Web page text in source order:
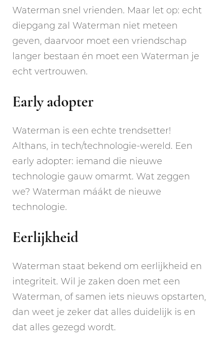
Waterman snel vrienden. Maar let op: echt
diepgang zal Waterman niet meteen
geven, daarvoor moet een vriendschap
langer bestaan én moet een Waterman je
echt vertrouwen.
Early adopter
Waterman is een echte trendsetter!
Althans, in tech/technologie-wereld. Een
early adopter: iemand die nieuwe
technologie gauw omarmt. Wat zeggen
we? Waterman máákt de nieuwe
technologie.
Eerlijkheid
Waterman staat bekend om eerlijkheid en
integriteit. Wil je zaken doen met een
Waterman, of samen iets nieuws opstarten,
dan weet je zeker dat alles duidelijk is en
dat alles gezegd wordt.